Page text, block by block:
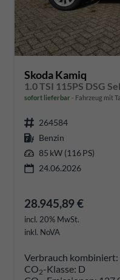
Skoda Kamiq
sofort lieferbar Fahrzeug mit
264584
Benzin
85 kW (116 PS)
24.06.2026
28.945,89 €
incl. 20% MwSt.
inkl. NoVA
Verbrauch kombiniert:
CO2-Klasse: D